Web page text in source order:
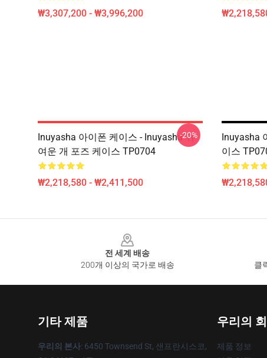
₩3,307,200 - ₩3,996,200
Inuyasha 아이폰 케이스 - Inuyasha 귀
여운 개 포즈 케이스 TP0704
₩2,218,580 - ₩2,411,500
-20%
Inuyasha
이스
전 세계 배송
200개 이상의 국가로 배송
클
기타 제품
우리의 본사: 6450 Townsend St, 샌프란시스코,
우리의
제품 정보